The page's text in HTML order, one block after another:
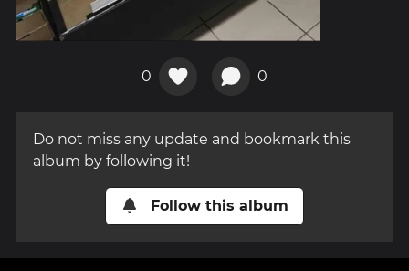
0 0
Do not miss any update and bookmark this
album by following it!
Follow this album